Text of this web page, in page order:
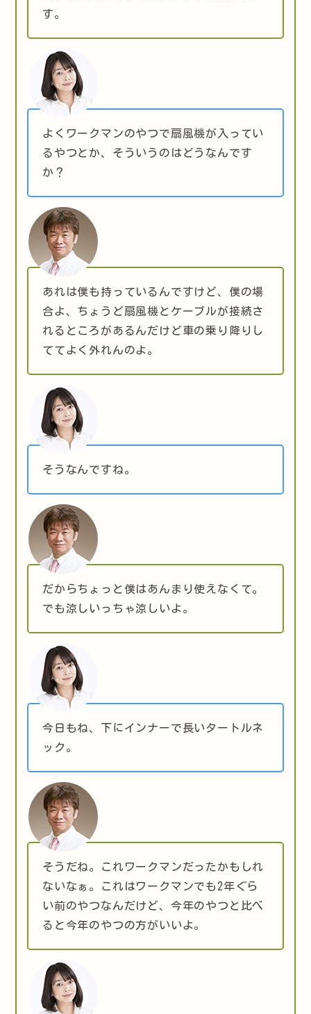
す。
よくワークマンのやつで扇風機が入ってい
るやつとか、そういうのはどうなんです
か？
あれは僕も持っているんですけど、僕の場
合よ、ちょうど扇風機とケーブルが接続さ
れるところがあるんだけど車の乗り降りし
ててよく外れんのよ。
そうなんですね。
だからちょっと僕はあんまり使えなくて。
でも涼しいっちゃ涼しいよ。
今日もね、下にインナーで長いタートルネ
ック。
そうだね。これワークマンだったかもしれ
ないなぁ。これはワークマンでも2年ぐら
い前のやつなんだけど、今年のやつと比べ
ると今年のやつの方がいいよ。